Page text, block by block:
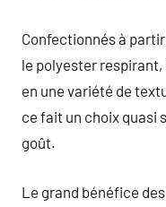
Confectionnés à
le polyester
en une variété de
ce fait un choix quasi
goût.
Le grand bénéfice